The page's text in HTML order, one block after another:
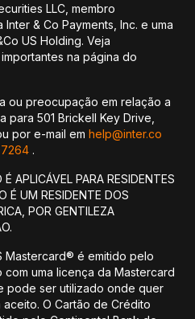
LLC, membro
Inter & Co Payments, Inc. e uma
US Holding. Veja
na página do
ou preocupação em relação a
501 Brickell Key Drive,
por e-mail em help@inter.co
.
APLICÁVEL PARA RESIDENTES
É UM RESIDENTE DOS
POR GENTILEZA
Mastercard® é emitido pelo
uma licença da Mastercard
pode ser utilizado onde quer
O Cartão de Crédito